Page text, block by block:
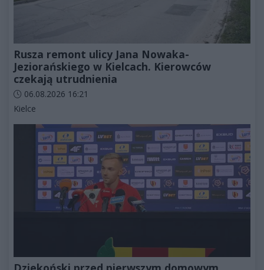
Rusza remont ulicy Jana Nowaka-
Jeziorańskiego w Kielcach. Kierowców
czekają utrudnienia
Data dodania artykułu:
06.08.2026 16:21
Kategorie artykułu:
Kielce